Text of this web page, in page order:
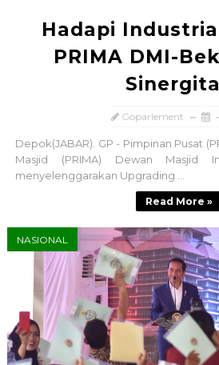
Hadapi
PRIMA DMI-
Goparlement
Depok(JABAR). GP - Pimpinan Pusat
Masjid (PRIMA) Dewan Masjid
menyelenggarakan Upgrading ...
Read More »
NASIONAL